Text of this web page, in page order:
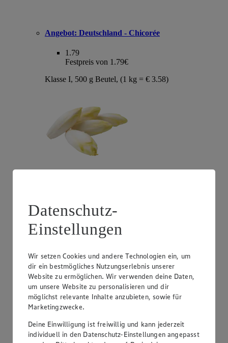
Angebot: Deutschland - Chicorée
1.79
Festpreis von 1.79€
Klasse I, 500 g Beutel, (1 kg = € 3.58)
Litauen - Pfifferlinge
1.29
Festpreis von 1.29€
Datenschutz-
Einstellungen
Wir setzen Cookies und andere Technologien ein, um
dir ein bestmögliches Nutzungserlebnis unserer
Website zu ermöglichen. Wir verwenden deine Daten,
um unsere Website zu personalisieren und dir
möglichst relevante Inhalte anzubieten, sowie für
Marketingzwecke.
Deine Einwilligung ist freiwillig und kann jederzeit
individuell in den Datenschutz-Einstellungen angepasst